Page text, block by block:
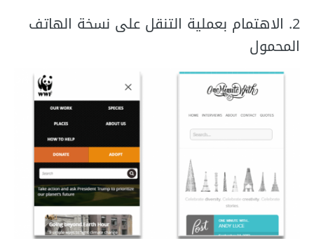
2. الاهتمام بعملية التنقل على نسخة الهاتف
المحمول